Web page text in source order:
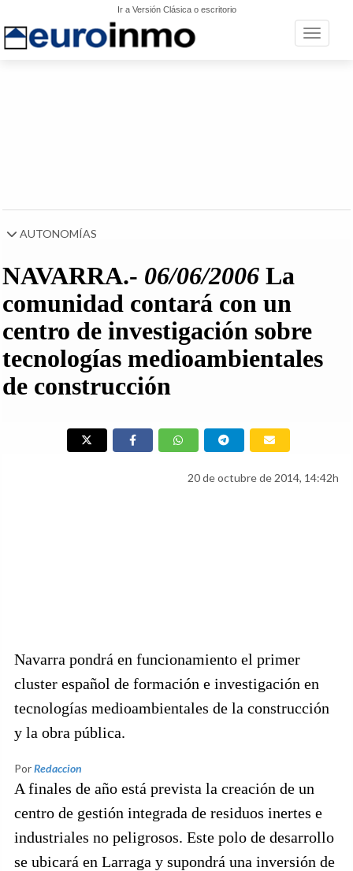
Ir a Versión Clásica o escritorio
Toggle
AUTONOMÍAS
NAVARRA.- 06/06/2006 La
comunidad contará con un
centro de investigación sobre
tecnologías medioambientales
de construcción
20 de octubre de 2014, 14:42h
Navarra pondrá en funcionamiento el primer
cluster español de formación e investigación en
tecnologías medioambientales de la construcción
y la obra pública.
PorRedaccion
A finales de año está prevista la creación de un
centro de gestión integrada de residuos inertes e
industriales no peligrosos. Este polo de desarrollo
se ubicará en Larraga y supondrá una inversión de